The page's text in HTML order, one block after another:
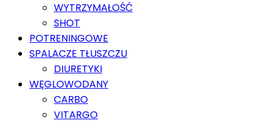
WYTRZYMAŁOŚĆ
SHOT
POTRENINGOWE
SPALACZE TŁUSZCZU
DIURETYKI
WĘGLOWODANY
CARBO
VITARGO